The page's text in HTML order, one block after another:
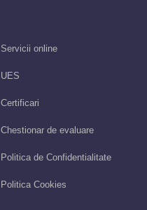
Servicii online
UES
Certificari
Chestionar de evaluare
Politica de Confidentialitate
Politica Cookies